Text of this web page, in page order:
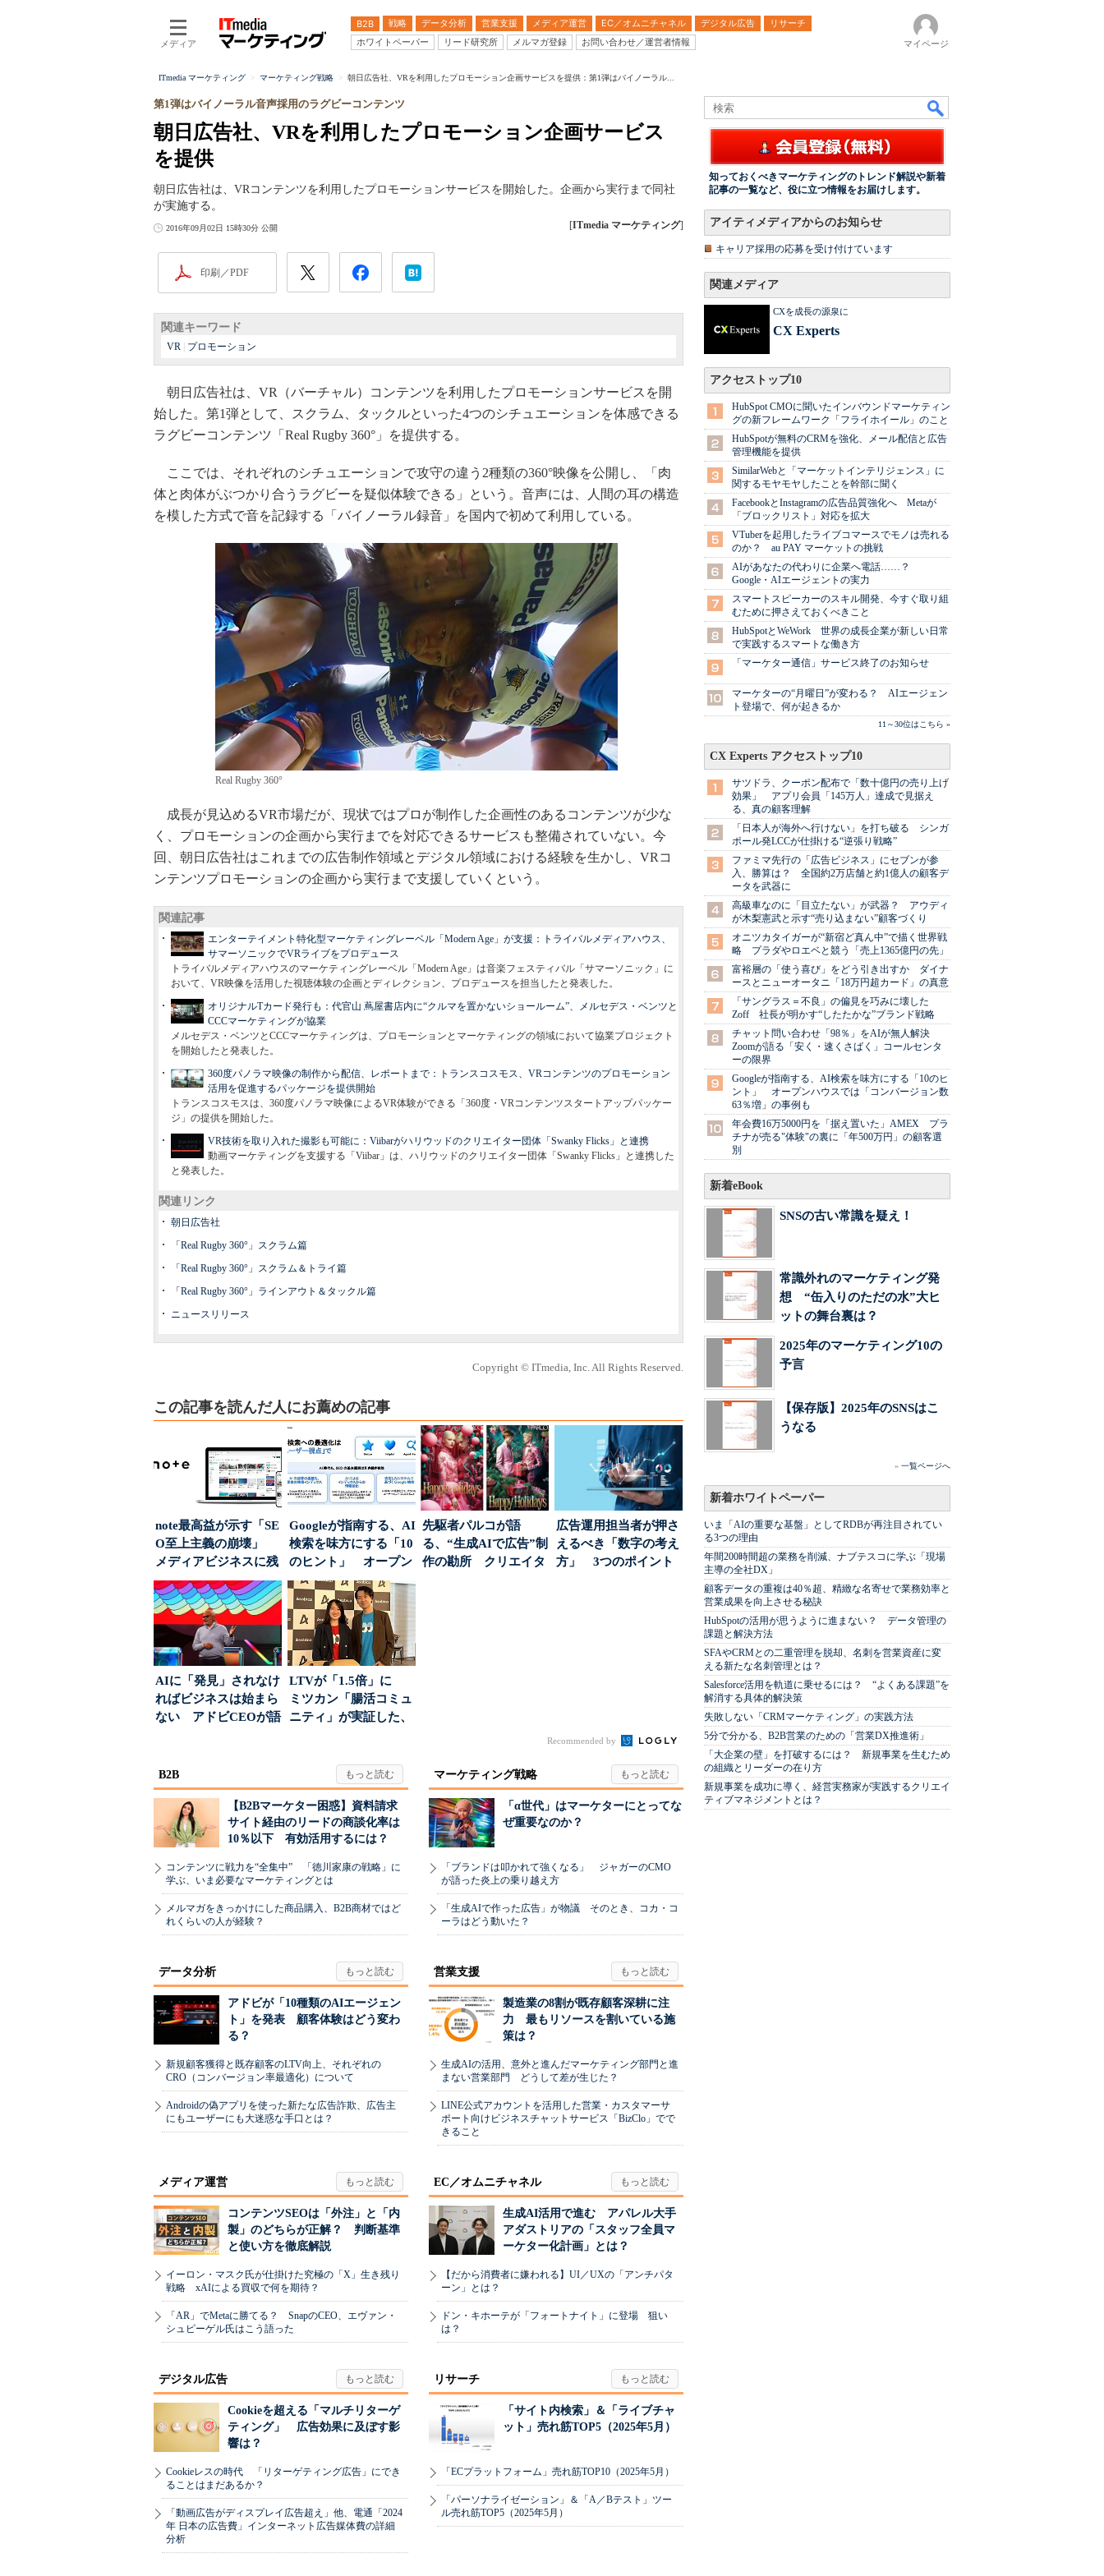
メディア
B2B 戦略 データ分析 営業支援 メディア運営 EC／オムニチャネル デジタル広告
リサーチ
ホワイトペーパー
リード研究所 メルマガ登録 お問い合わせ／運営者情報 マイページ
ITmedia マーケティング マーケティング戦略 朝日広告社、VRを利用したプロモーション企画サービスを提供：第1弾はバイノーラル...
朝日広告社、VRを利用したプロモーション企画サービス
を提供
第1弾はバイノーラル音声採用のラグビーコンテンツ
朝日広告社は、VRコンテンツを利用したプロモーションサービスを開始した。企画から実行まで同社
が実施する。
2016年09月02日 15時30分 公開 [ITmedia マーケティング]
印刷／PDF
関連キーワード
VR プロモーション
朝日広告社は、VR（バーチャル）コンテンツを利用したプロモーションサービスを開
始した。第1弾として、スクラム、タックルといった4つのシチュエーションを体感できる
ラグビーコンテンツ「Real Rugby 360°」を提供する。
ここでは、それぞれのシチュエーションで攻守の違う2種類の360°映像を公開し、「肉
体と肉体がぶつかり合うラグビーを疑似体験できる」という。音声には、人間の耳の構造
を模した方式で音を記録する「バイノーラル録音」を国内で初めて利用している。
Real Rugby 360°
成長が見込めるVR市場だが、現状ではプロが制作した企画性のあるコンテンツが少な
く、プロモーションの企画から実行までを対応できるサービスも整備されていない。今
回、朝日広告社はこれまでの広告制作領域とデジタル領域における経験を生かし、VRコ
ンテンツプロモーションの企画から実行まで支援していくという。
関連記事
エンターテイメント特化型マーケティングレーベル「Modern Age」が支援：トライバルメディアハウス、
サマーソニックでVRライブをプロデュース
トライバルメディアハウスのマーケティングレーベル「Modern Age」は音楽フェスティバル「サマーソニック」に
おいて、VR映像を活用した視聴体験の企画とディレクション、プロデュースを担当したと発表した。
オリジナルTカード発行も：代官山 蔦屋書店内に“クルマを置かないショールーム”、メルセデス・ベンツと
CCCマーケティングが協業
メルセデス・ベンツとCCCマーケティングは、プロモーションとマーケティングの領域において協業プロジェクト
を開始したと発表した。
360度パノラマ映像の制作から配信、レポートまで：トランスコスモス、VRコンテンツのプロモーション
活用を促進するパッケージを提供開始
トランスコスモスは、360度パノラマ映像によるVR体験ができる「360度・VRコンテンツスタートアップパッケー
ジ」の提供を開始した。
VR技術を取り入れた撮影も可能に：Viibarがハリウッドのクリエイター団体「Swanky Flicks」と連携
動画マーケティングを支援する「Viibar」は、ハリウッドのクリエイター団体「Swanky Flicks」と連携した
と発表した。
関連リンク
朝日広告社
「Real Rugby 360°」スクラム篇
「Real Rugby 360°」スクラム＆トライ篇
「Real Rugby 360°」ラインアウト＆タックル篇
ニュースリリース
Copyright © ITmedia, Inc. All Rights Reserved.
この記事を読んだ人にお薦めの記事
note最高益が示す「SE
O至上主義の崩壊」
メディアビジネスに残
された“勝ち筋...
Googleが指南する、AI
検索を味方にする「10
のヒント」 オープン
ハウスでは...
先駆者パルコが語
る、“生成AIで広告”制
作の勘所 クリエイタ
広告運用担当者が押さ
えるべき「数字の考え
方」 3つのポイント
AIに「発見」されなけ
ればビジネスは始まら
ない アドビCEOが語
LTVが「1.5倍」に
ミツカン「腸活コミュ
ニティ」が実証した、
Recommended by
B2B
【B2Bマーケター困惑】資料請求
サイト経由のリードの商談化率は
10％以下 有効活用するには？
コンテンツに戦力を“全集中” 「徳川家康の戦略」に
学ぶ、いま必要なマーケティングとは
メルマガをきっかけにした商品購入、B2B商材ではど
れくらいの人が経験？
マーケティング戦略
「α世代」はマーケターにとってな
ぜ重要なのか？
「ブランドは叩かれて強くなる」 ジャガーのCMO
が語った炎上の乗り越え方
「生成AIで作った広告」が物議 そのとき、コカ・コ
ーラはどう動いた？
データ分析
アドビが「10種類のAIエージェン
ト」を発表 顧客体験はどう変わ
る？
新規顧客獲得と既存顧客のLTV向上、それぞれの
CRO（コンバージョン率最適化）について
Androidの偽アプリを使った新たな広告詐欺、広告主
にもユーザーにも大迷惑な手口とは？
営業支援
製造業の8割が既存顧客深耕に注
力 最もリソースを割いている施
策は？
生成AIの活用、意外と進んだマーケティング部門と進
まない営業部門 どうして差が生じた？
LINE公式アカウントを活用した営業・カスタマーサ
ポート向けビジネスチャットサービス「BizClo」でで
きること
メディア運営
コンテンツSEOは「外注」と「内
製」のどちらが正解？ 判断基準
と使い方を徹底解説
イーロン・マスク氏が仕掛けた究極の「X」生き残り
戦略 xAIによる買収で何を期待？
「AR」でMetaに勝てる？ SnapのCEO、エヴァン・
シュピーゲル氏はこう語った
EC／オムニチャネル
生成AI活用で進む アパレル大手
アダストリアの「スタッフ全員マ
ーケター化計画」とは？
【だから消費者に嫌われる】UI／UXの「アンチパタ
ーン」とは？
ドン・キホーテが「フォートナイト」に登場 狙い
は？
デジタル広告
Cookieを超える「マルチリターゲ
ティング」 広告効果に及ぼす影
響は？
Cookieレスの時代 「リターゲティング広告」にでき
ることはまだあるか？
「動画広告がディスプレイ広告超え」他、電通「2024
年 日本の広告費」インターネット広告媒体費の詳細
分析
リサーチ
「サイト内検索」＆「ライブチャ
ット」売れ筋TOP5（2025年5月）
「ECプラットフォーム」売れ筋TOP10（2025年5月）
「パーソナライゼーション」＆「A／Bテスト」ツー
ル売れ筋TOP5（2025年5月）
知っておくべきマーケティングのトレンド解説や新着
記事の一覧など、役に立つ情報をお届けします。
アイティメディアからのお知らせ
キャリア採用の応募を受け付けています
関連メディア
CXを成長の源泉に
CX Experts
アクセストップ10
HubSpot CMOに聞いたインバウンドマーケティン
グの新フレームワーク「フライホイール」のこと
HubSpotが無料のCRMを強化、メール配信と広告
管理機能を提供
SimilarWebと「マーケットインテリジェンス」に
関するモヤモヤしたことを幹部に聞く
FacebookとInstagramの広告品質強化へ Metaが
「ブロックリスト」対応を拡大
VTuberを起用したライブコマースでモノは売れる
のか？ au PAY マーケットの挑戦
AIがあなたの代わりに企業へ電話……？
Google・AIエージェントの実力
スマートスピーカーのスキル開発、今すぐ取り組
むために押さえておくべきこと
HubSpotとWeWork 世界の成長企業が新しい日常
で実践するスマートな働き方
「マーケター通信」サービス終了のお知らせ
マーケターの“月曜日”が変わる？ AIエージェン
ト登場で、何が起きるか
11～30位はこちら »
CX Experts アクセストップ10
サツドラ、クーポン配布で「数十億円の売り上げ
効果」 アプリ会員「145万人」達成で見据え
る、真の顧客理解
「日本人が海外へ行けない」を打ち破る シンガ
ポール発LCCが仕掛ける“逆張り戦略”
ファミマ先行の「広告ビジネス」にセブンが参
入、勝算は？ 全国約2万店舗と約1億人の顧客デ
ータを武器に
高級車なのに「目立たない」が武器？ アウディ
が木梨憲武と示す“売り込まない”顧客づくり
オニツカタイガーが“新宿ど真ん中”で描く世界戦
略 プラダやロエベと競う「売上1365億円の先」
富裕層の「使う喜び」をどう引き出すか ダイナ
ースとニューオータニ「18万円超カード」の真意
「サングラス＝不良」の偏見を巧みに壊した
Zoff 社長が明かす“したたかな”ブランド戦略
チャット問い合わせ「98％」をAIが無人解決
Zoomが語る「安く・速くさばく」コールセンタ
ーの限界
Googleが指南する、AI検索を味方にする「10のヒ
ント」 オープンハウスでは「コンバージョン数
63％増」の事例も
年会費16万5000円を「据え置いた」AMEX プラ
チナが売る"体験"の裏に「年500万円」の顧客選
別
新着eBook
SNSの古い常識を疑え！
常識外れのマーケティング発
想 “缶入りのただの水”大ヒ
ットの舞台裏は？
2025年のマーケティング10の
予言
【保存版】2025年のSNSはこ
うなる
» 一覧ページへ
新着ホワイトペーパー
いま「AIの重要な基盤」としてRDBが再注目されてい
る3つの理由
年間200時間超の業務を削減、ナブテスコに学ぶ「現場
主導の全社DX」
顧客データの重複は40％超、精緻な名寄せで業務効率と
営業成果を向上させる秘訣
HubSpotの活用が思うように進まない？ データ管理の
課題と解決方法
SFAやCRMとの二重管理を脱却、名刺を営業資産に変
える新たな名刺管理とは？
Salesforce活用を軌道に乗せるには？ “よくある課題”を
解消する具体的解決策
失敗しない「CRMマーケティング」の実践方法
5分で分かる、B2B営業のための「営業DX推進術」
「大企業の壁」を打破するには？ 新規事業を生むため
の組織とリーダーの在り方
新規事業を成功に導く、経営実務家が実践するクリエイ
ティブマネジメントとは？